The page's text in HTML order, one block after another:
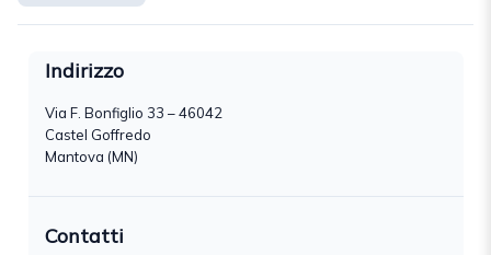
Indirizzo
Via F. Bonfiglio 33 – 46042
Castel Goffredo
Mantova (MN)
Contatti